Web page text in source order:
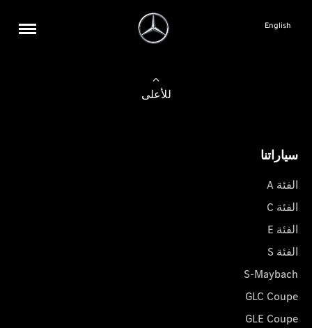
English
للأعلى
سياراتنا
الفئة A
الفئة C
الفئة E
الفئة S
S-Maybach
GLC Coupe
GLE Coupe